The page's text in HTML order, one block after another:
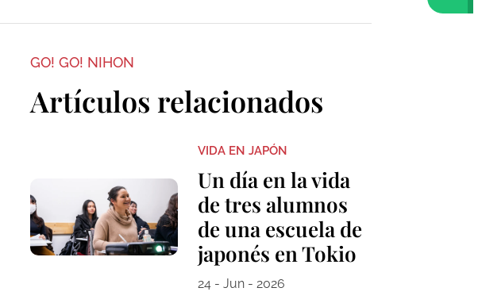
GO! GO! NIHON
Artículos relacionados
VIDA EN JAPÓN
Un día en la vida
de tres alumnos
de una escuela de
japonés en Tokio
24 - Jun - 2026